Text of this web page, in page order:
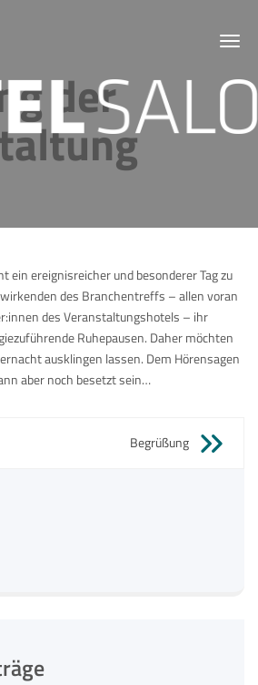
der
ein ereignisreicher und besonderer Tag zu
des Branchentreffs – allen voran
des Veranstaltungshotels – ihr
Ruhepausen. Daher möchten
ausklingen lassen. Dem Hörensagen
aber noch besetzt sein…
Begrüßung